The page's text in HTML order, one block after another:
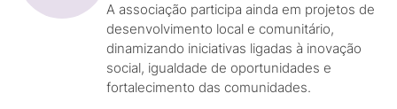
A associação participa ainda em projetos de
desenvolvimento local e comunitário,
dinamizando iniciativas ligadas à inovação
social, igualdade de oportunidades e
fortalecimento das comunidades.